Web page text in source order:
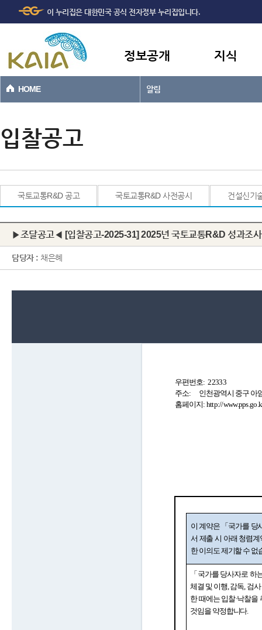
본문바로가기
이 누리집은 대한민국 공식 전자정부 누리집입니다.
정보공개 지식
HOME 알림
입찰공고
국토교통R&D 공고 국토교통R&D 사전공시 건설신기
▶조달공고◀ [입찰공고-2025-31] 2025년 국토교통R&D 성과조사
담당자 : 채은혜